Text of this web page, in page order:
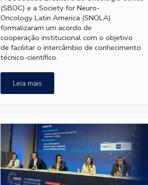
(SBOC) e a Society for Neuro-
Oncology Latin America (SNOLA)
formalizaram um acordo de
cooperação institucional com o objetivo
de facilitar o intercâmbio de conhecimento
técnico-científico.
Leia mais